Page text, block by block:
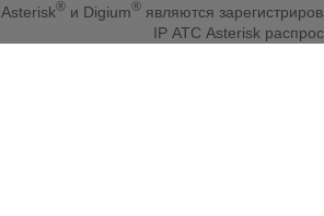
Asterisk® и Digium® являются
IP АТС Asterisk